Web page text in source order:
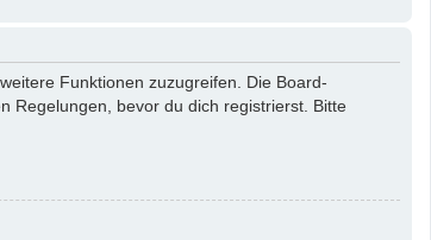
Funktionen zuzugreifen. Die Board-
Regelungen, bevor du dich registrierst. Bitte